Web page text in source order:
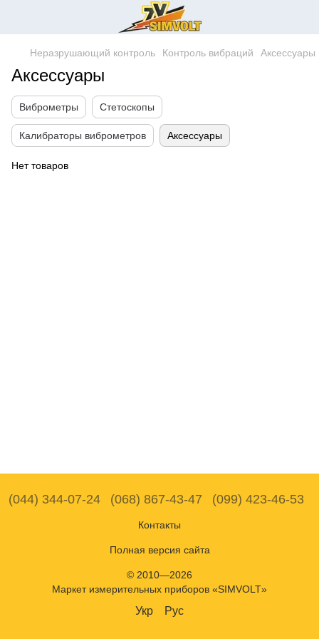
Неразрушающий контроль Контроль вибраций Аксессуары
Аксессуары
Виброметры Стетоскопы
Калибраторы виброметров Аксессуары
Нет товаров
(044) 344-07-24 (068) 867-43-47 (099) 423-46-53
Контакты
Полная версия сайта
© 2010—2026
Маркет измерительных приборов «SIMVOLT»
Укр Рус